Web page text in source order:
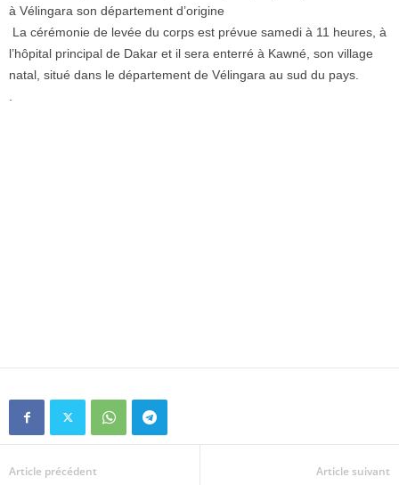
à Vélingara son département d’origine
La cérémonie de levée du corps est prévue samedi à 11 heures, à
l’hôpital principal de Dakar et il sera enterré à Kawné, son village
natal, situé dans le département de Vélingara au sud du pays.
Article précédent Article suivant